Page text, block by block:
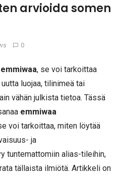
arvioida somen
0
emmiwaa, se voi tarkoittaa
luojaa, tilinimeä tai
vähän julkista tietoa. Tässä
emmiwaa
voi tarkoittaa, miten löytää
ja
tuntemattomiin alias-tileihin,
tällaista ilmiötä. Artikkeli on